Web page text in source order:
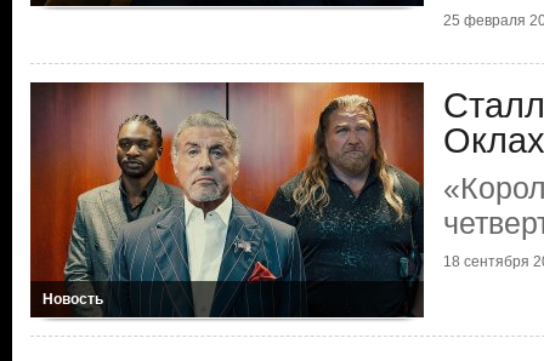
25 февраля
Новость
18 сентября